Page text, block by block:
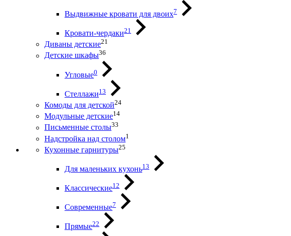
Выдвижные кровати для двоих7
Кровати-чердаки21
Диваны детские21
Детские шкафы36
Угловые0
Стеллажи13
Комоды для детской24
Модульные детские14
Письменные столы33
Надстройка над столом1
Кухонные гарнитуры25
Для маленьких кухонь13
Классические12
Современные7
Прямые22